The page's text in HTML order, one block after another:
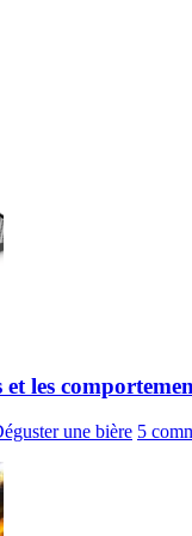
les
une bière 5